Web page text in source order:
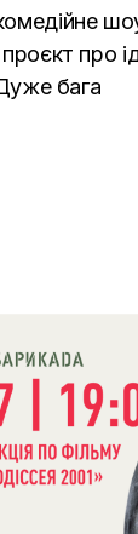
про
Дуже бага